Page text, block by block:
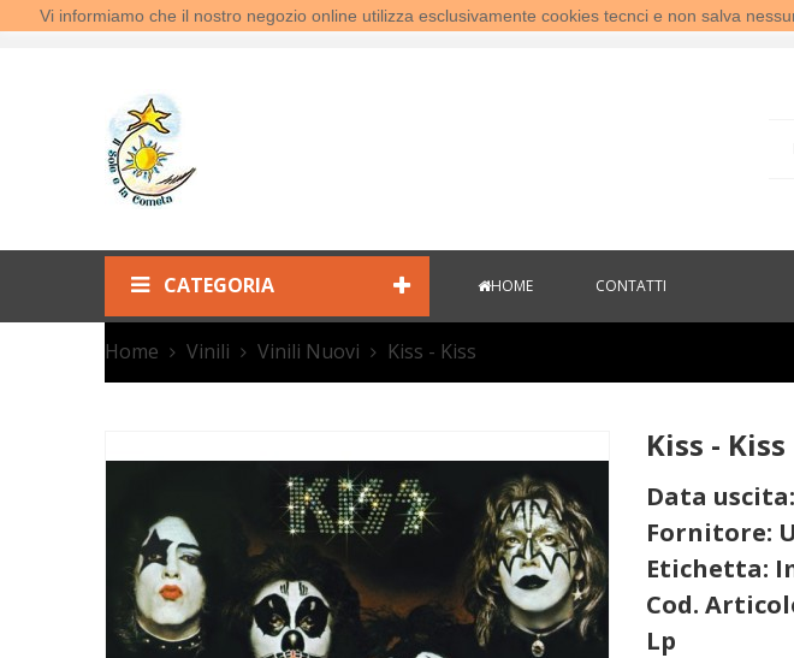
Vi informiamo che il nostro negozio online utilizza esclusivamente cookies tecnci e non salva
Benvenuti al Sole e la Cometa!
CATEGORIA HOME CONTATTI
Home Vinili Vinili Nuovi Kiss - Kiss
Kiss - Kiss
Data
Fornitore:
Etichetta:
Cod.
Lp